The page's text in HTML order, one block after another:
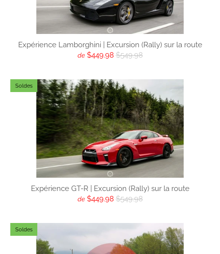
Expérience Lamborghini | Excursion (Rally) sur la route
de $449.98 $549.98
Soldes
Expérience GT-R | Excursion (Rally) sur la route
de $449.98 $549.98
Soldes